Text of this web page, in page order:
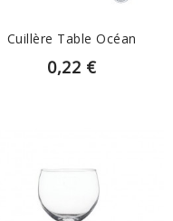
Cuillère Table Océan
0,22 €